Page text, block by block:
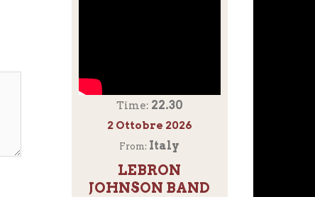
Time: 22.30
2 Ottobre 2026
From: Italy
LEBRON
JOHNSON BAND